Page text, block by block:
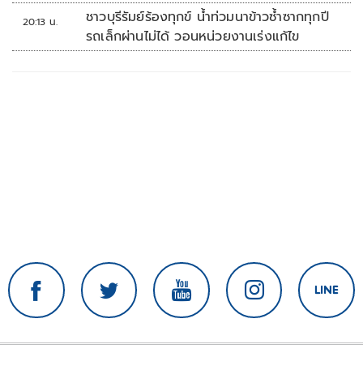
20:13 น.
ชาวบุรีรัมย์ร้องทุกข์ น้ำท่วมนาข้าวซ้ำซากทุกปี
รถเล็กผ่านไม่ได้ วอนหน่วยงานเร่งแก้ไข